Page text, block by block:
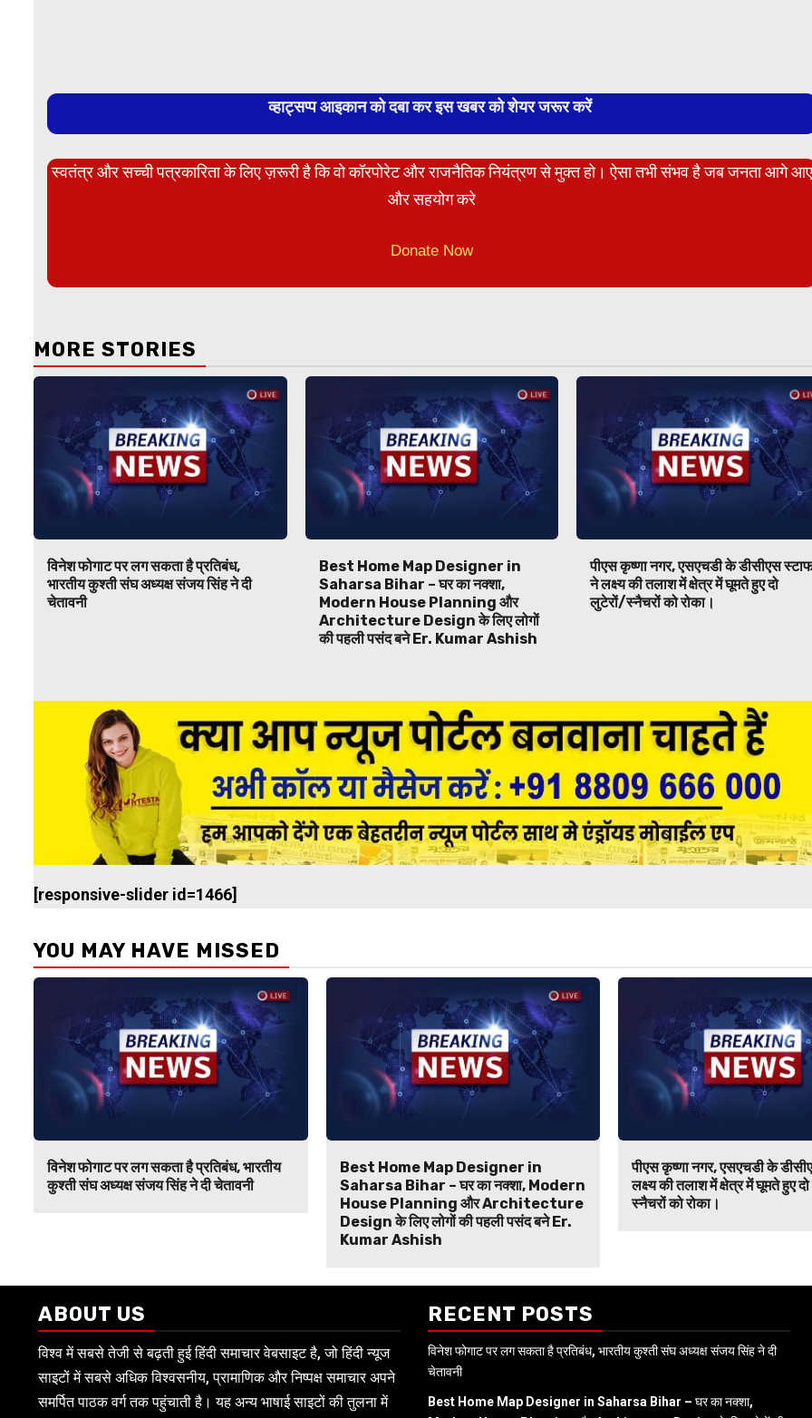
व्हाट्सप्प आइकान को दबा कर इस खबर को शेयर जरूर करें
स्वतंत्र और सच्ची पत्रकारिता के लिए ज़रूरी है कि वो कॉरपोरेट और राजनैतिक नियंत्रण से मुक्त हो। ऐसा तभी संभव है जब जनता आगे आए
और सहयोग करे
Donate Now
MORE STORIES
विनेश फोगाट पर लग सकता है प्रतिबंध,
भारतीय कुश्ती संघ अध्यक्ष संजय सिंह ने दी
चेतावनी
Best Home Map Designer in
Saharsa Bihar – घर का नक्शा,
Modern House Planning और
Architecture Design के लिए लोगों
की पहली पसंद बने Er. Kumar Ashish
पीएस कृष्णा नगर, एसएचडी के डीसीएस
ने लक्ष्य की तलाश में क्षेत्र में घूमते हुए दो
लुटेरों/स्नैचरों को रोका।
[responsive-slider id=1466]
YOU MAY HAVE MISSED
विनेश फोगाट पर लग सकता है प्रतिबंध, भारतीय
कुश्ती संघ अध्यक्ष संजय सिंह ने दी चेतावनी
Best Home Map Designer in
Saharsa Bihar – घर का नक्शा, Modern
House Planning और Architecture
Design के लिए लोगों की पहली पसंद बने Er.
Kumar Ashish
पीएस कृष्णा नगर, एसएचडी के
लक्ष्य की तलाश में क्षेत्र में घूमते हुए
स्नैचरों को रोका।
ABOUT US
विश्व में सबसे तेजी से बढ़ती हुई हिंदी समाचार वेबसाइट है, जो हिंदी न्यूज
साइटों में सबसे अधिक विश्वसनीय, प्रामाणिक और निष्पक्ष समाचार अपने
समर्पित पाठक वर्ग तक पहुंचाती है। यह अन्य भाषाई साइटों की तुलना में
RECENT POSTS
विनेश फोगाट पर लग सकता है प्रतिबंध, भारतीय कुश्ती संघ अध्यक्ष संजय सिंह ने दी
चेतावनी
Best Home Map Designer in Saharsa Bihar – घर का नक्शा,